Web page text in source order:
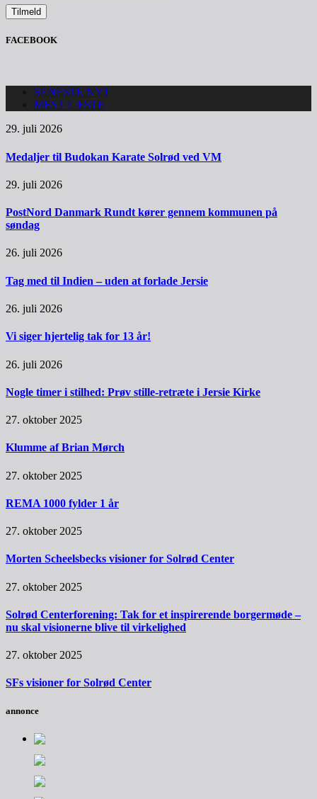
FACEBOOK
SENESTE NYT
MEST LÆSTE
29. juli 2026
Medaljer til Budokan Karate Solrød ved VM
29. juli 2026
PostNord Danmark Rundt kører gennem kommunen på
søndag
26. juli 2026
Tag med til Indien – uden at forlade Jersie
26. juli 2026
Vi siger hjertelig tak for 13 år!
26. juli 2026
Nogle timer i stilhed: Prøv stille-retræte i Jersie Kirke
27. oktober 2025
Klumme af Brian Mørch
27. oktober 2025
REMA 1000 fylder 1 år
27. oktober 2025
Morten Scheelsbecks visioner for Solrød Center
27. oktober 2025
Solrød Centerforening: Tak for et inspirerende borgermøde –
nu skal visionerne blive til virkelighed
27. oktober 2025
SFs visioner for Solrød Center
annonce